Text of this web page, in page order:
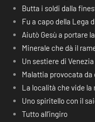
Butta i soldi dalla
Fu a capo della Lega
Aiutò Gesù a portare
Minerale che dà il
Un sestiere di Venezia
Malattia provocata
La località che vide la
Uno spiritello con il
Tutto all’ingiro